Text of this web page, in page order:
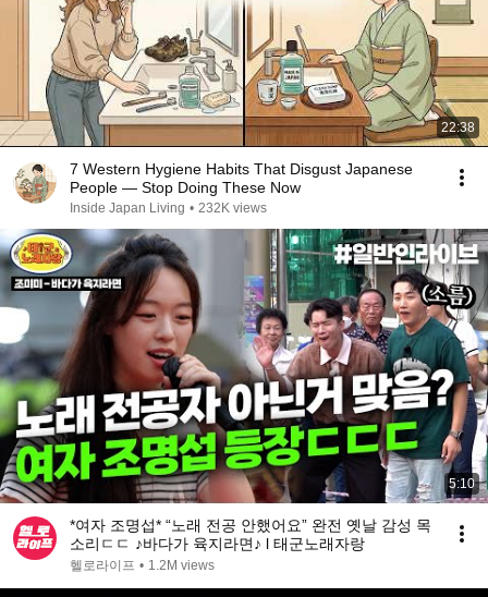
22:38
7 Western Hygiene Habits That Disgust Japanese
People — Stop Doing These Now
Inside Japan Living • 232K views
5:10
*여자 조명섭* “노래 전공 안했어요” 완전 옛날 감성 목
소리ㄷㄷ ♪바다가 육지라면♪ l 태군노래자랑
헬로라이프 • 1.2M views